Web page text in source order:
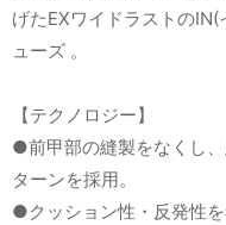
げたEXワイドラストの
ューズ 。
【テクノロジー】
●前甲部の縫製をなくし
ターンを採用。
●クッション性・反発性